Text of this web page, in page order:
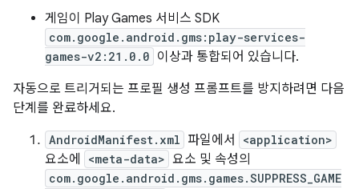
게임이 Play Games 서비스 SDK
com.google.android.gms:play-services-
games-v2:21.0.0 이상과 통합되어 있습니다.
자동으로 트리거되는 프로필 생성 프롬프트를 방지하려면 다음
단계를 완료하세요.
AndroidManifest.xml 파일에서 <application>
요소에 <meta-data> 요소 및 속성의
com.google.android.gms.games.SUPPRESS_GAME